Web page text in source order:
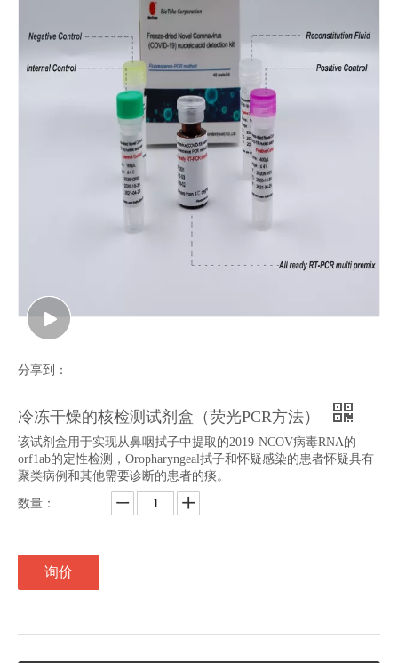
分享到：
冷冻干燥的核检测试剂盒（荧光PCR方法）
该试剂盒用于实现从鼻咽拭子中提取的2019-NCOV病毒RNA的
orf1ab的定性检测，Oropharyngeal拭子和怀疑感染的患者怀疑具有
聚类病例和其他需要诊断的患者的痰。
数量：
询价